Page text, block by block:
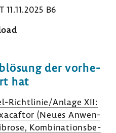
B6
der vorhe­
hat
​Richtlinie/Anlage XII:
(Neues Anwen­
Kombi­na­ti­ons­be­